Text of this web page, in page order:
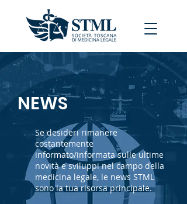
NEWS
Se desideri rimanere
costantemente
informato/informata sulle ultime
novità e sviluppi nel campo della
medicina legale, le news STML
sono la tua risorsa principale.